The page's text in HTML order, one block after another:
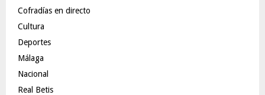
Cofradías en directo
Cultura
Deportes
Málaga
Nacional
Real Betis